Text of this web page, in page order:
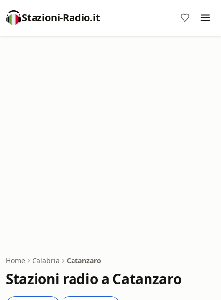
Stazioni-Radio.it
Home Calabria Catanzaro
Stazioni radio a Catanzaro